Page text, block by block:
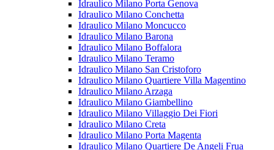
Idraulico Milano Porta Genova
Idraulico Milano Conchetta
Idraulico Milano Moncucco
Idraulico Milano Barona
Idraulico Milano Boffalora
Idraulico Milano Teramo
Idraulico Milano San Cristoforo
Idraulico Milano Quartiere Villa Magentino
Idraulico Milano Arzaga
Idraulico Milano Giambellino
Idraulico Milano Villaggio Dei Fiori
Idraulico Milano Creta
Idraulico Milano Porta Magenta
Idraulico Milano Quartiere De Angeli Frua